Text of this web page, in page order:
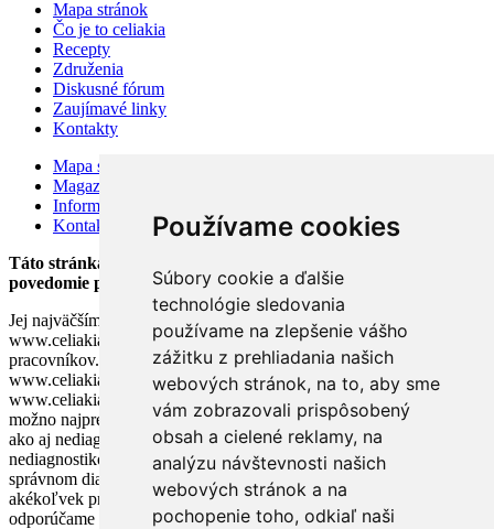
Používame cookies
Súbory cookie a ďalšie
technológie sledovania
používame na zlepšenie vášho
zážitku z prehliadania našich
webových stránok, na to, aby sme
vám zobrazovali prispôsobený
obsah a cielené reklamy, na
analýzu návštevnosti našich
webových stránok a na
pochopenie toho, odkiaľ naši
Mapa stránok
Čo je to celiakia
Recepty
Združenia
Diskusné fórum
Zaujímavé linky
Kontakty
Mapa stránok
Magazín
Information for visitors
Kontakty
Táto stránka bola založená v auguste 2002 v snahe zlepšiť
povedomie pacientov o celiakii.
Jej najväčším prínosom je výmena informácií medzi užívateľmi. Tím
www.celiakia.sk sa neskladá z lekárov ani iných zdravotníckych
pracovníkov. Akákoľvek rada poskytnutá na stránke
www.celiakia.sk nemôže nahradiť radu lekára. Cieľom stránky
www.celiakia.sk a našich odpovedí na vaše otázky je poskytnúť čo
možno najpresnejšie informácie o chorobe tak diagnostikovaným
ako aj nediagnostikovaným pacientom, pričom u
nediagnostikovaných pacientov môžu naše rady pomôcť lekárom pri
správnom diagnostikovaní choroby.V prípade, že pozorujete
akékoľvek príznaky alebo ťažkosti neznámeho pôvodu, dôrazne
odporúčame bezodkladne vyhľadať odbornú lekársku pomoc a